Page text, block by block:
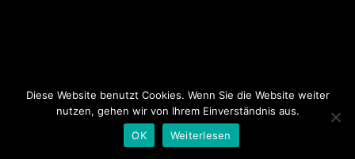
Diese Website benutzt Cookies. Wenn Sie die Website weiter
nutzen, gehen wir von Ihrem Einverständnis aus.
OK
Weiterlesen